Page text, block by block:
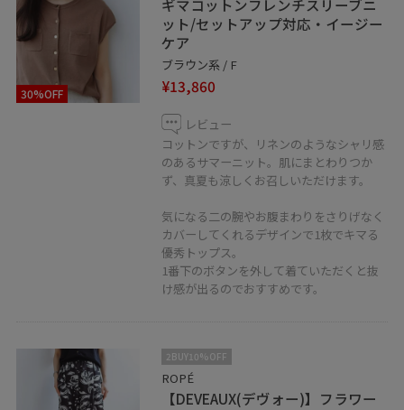
商品の色味はスタジオ撮影の画像をご参照ください。
※♡ボタンを押してお気に入り！
お気に入りしていただくと、気になったコーディネート
や商品がチェックしやすくなります。
スタッフのフォローもあわせてご利用ください。
※LINE接客承ってます！
かなか外に出られないという方、お取り置きなどもお伺
是非、お気軽にメッセージ送ってください。
30%OFF
ギマコットンフレンチスリーブニ
ット/セットアップ対応・イージー
ケア
ブラウン系 / F
¥13,860
レビュー
コットンですが、リネンのようなシャリ感
のあるサマーニット。肌にまとわりつか
ず、真夏も涼しくお召しいただけます。
気になる二の腕やお腹まわりをさりげなく
カバーしてくれるデザインで1枚でキマる
優秀トップス。
1番下のボタンを外して着ていただくと抜
け感が出るのでおすすめです。
2BUY10%OFF
ROPÉ
【DEVEAUX(デヴォー)】フラワー